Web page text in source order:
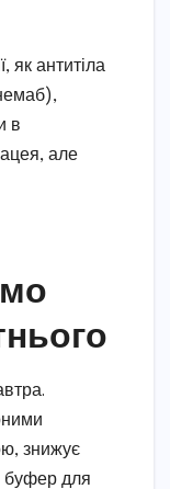
як антитіла
в
але
знижує
буфер для